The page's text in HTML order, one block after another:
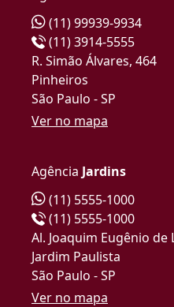
(11) 99939-9934
(11) 3914-5555
R. Simão Álvares, 464
Pinheiros
São Paulo - SP
Ver no mapa
Agência Jardins
(11) 5555-1000
(11) 5555-1000
Al. Joaquim Eugênio de
Jardim Paulista
São Paulo - SP
Ver no mapa